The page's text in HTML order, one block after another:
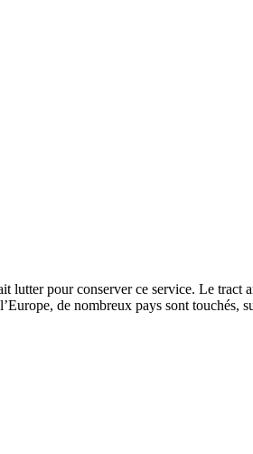
pour conserver ce service. Le tract
de nombreux pays sont touchés,